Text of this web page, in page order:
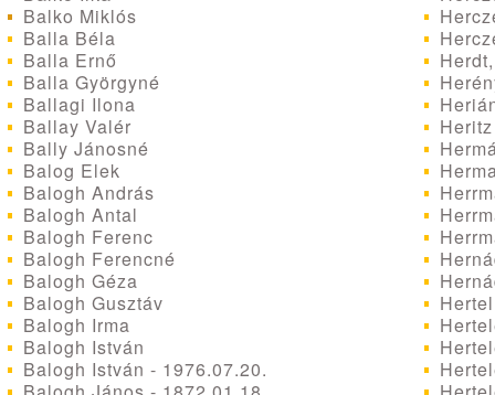
Balko Miklós
Balla Béla
Balla Ernő
Balla Györgyné
Ballagi Ilona
Ballay Valér
Bally Jánosné
Balog Elek
Balogh András
Balogh Antal
Balogh Ferenc
Balogh Ferencné
Balogh Géza
Balogh Gusztáv
Balogh Irma
Balogh István
Balogh István - 1976.07.20.